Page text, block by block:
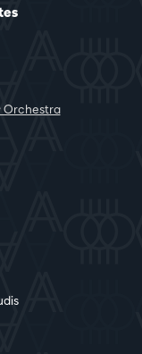
Orchestra